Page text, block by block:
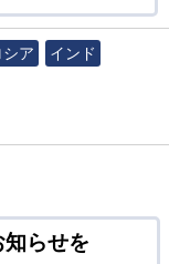
シア
インド
らせを